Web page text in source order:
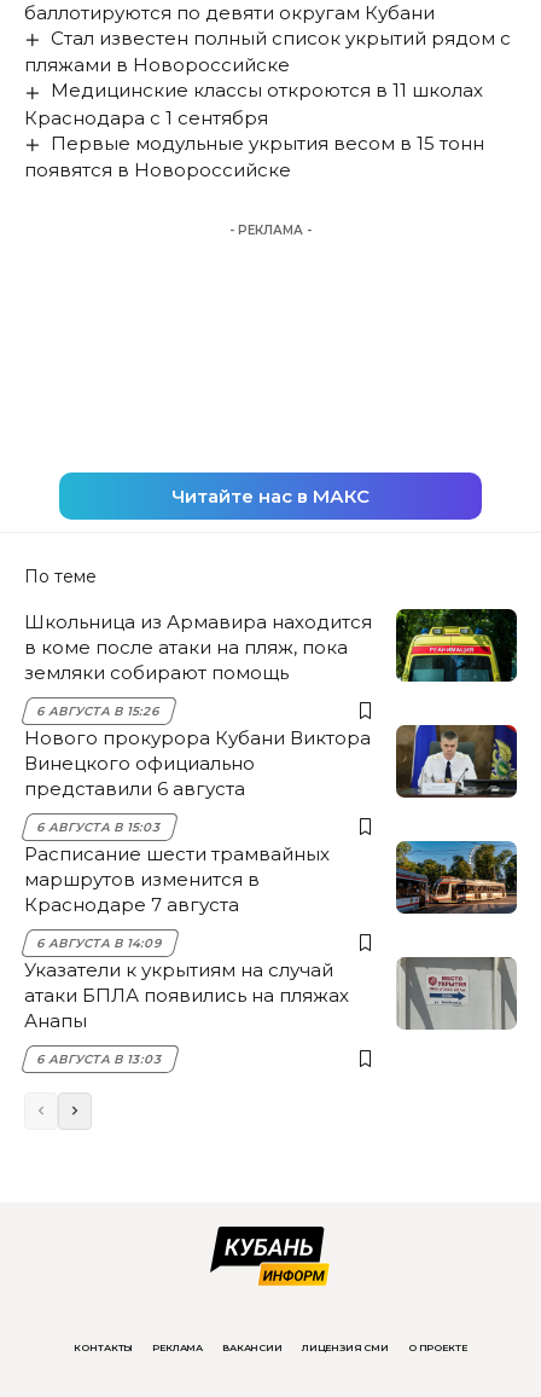
баллотируются по девяти округам Кубани
Стал известен полный список укрытий рядом с
пляжами в Новороссийске
Медицинские классы откроются в 11 школах
Краснодара с 1 сентября
Первые модульные укрытия весом в 15 тонн
появятся в Новороссийске
- РЕКЛАМА -
Читайте нас в МАКС
По теме
Школьница из Армавира находится
в коме после атаки на пляж, пока
земляки собирают помощь
6 АВГУСТА В 15:26
Нового прокурора Кубани Виктора
Винецкого официально
представили 6 августа
6 АВГУСТА В 15:03
Расписание шести трамвайных
маршрутов изменится в
Краснодаре 7 августа
6 АВГУСТА В 14:09
Указатели к укрытиям на случай
атаки БПЛА появились на пляжах
Анапы
6 АВГУСТА В 13:03
КОНТАКТЫ РЕКЛАМА ВАКАНСИИ ЛИЦЕНЗИЯ СМИ О ПРОЕКТЕ